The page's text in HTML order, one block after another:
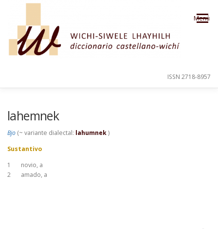
Saltar al contenido
Menú
ISSN 2718-8957
lahemnek
Bjo (~ variante dialectal: lahumnek)
Sustantivo
1
novio, a
2
amado, a